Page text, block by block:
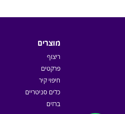
מוצרים
ריצוף
פרקטים
חיפוי קיר
כלים סניטריים
ברזים